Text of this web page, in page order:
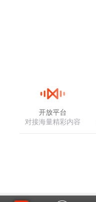
开放平台
对接海量精彩内容